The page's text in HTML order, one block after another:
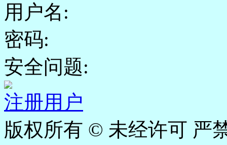
用户名:
密码:
安全问题:
注册用户
版权所有 © 未经许可 严